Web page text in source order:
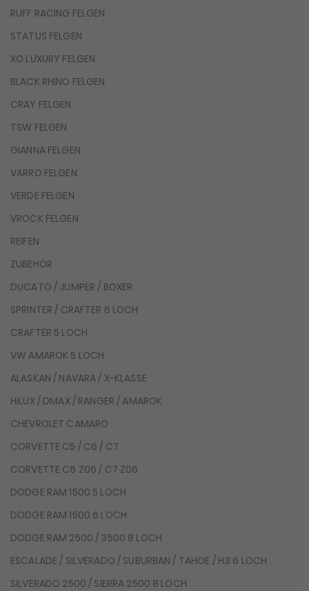
RUFF RACING FELGEN
STATUS FELGEN
XO LUXURY FELGEN
BLACK RHINO FELGEN
CRAY FELGEN
TSW FELGEN
GIANNA FELGEN
VARRO FELGEN
VERDE FELGEN
VROCK FELGEN
REIFEN
ZUBEHÖR
DUCATO / JUMPER / BOXER
SPRINTER / CRAFTER 6 LOCH
CRAFTER 5 LOCH
VW AMAROK 5 LOCH
ALASKAN / NAVARA / X-KLASSE
HILUX / DMAX / RANGER / AMAROK
CHEVROLET CAMARO
CORVETTE C5 / C6 / C7
CORVETTE C6 Z06 / C7 Z06
DODGE RAM 1500 5 LOCH
DODGE RAM 1500 6 LOCH
DODGE RAM 2500 / 3500 8 LOCH
ESCALADE / SILVERADO / SUBURBAN / TAHOE / H3 6 LOCH
SILVERADO 2500 / SIERRA 2500 8 LOCH